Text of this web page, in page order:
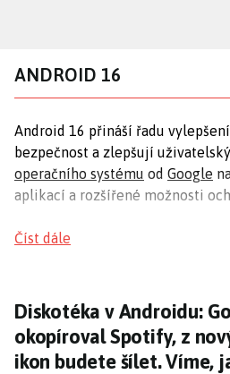
obsahu
ANDROID 16
Android 16 přináší řadu
bezpečnost a zlepšují
operačního systému od Google
aplikací a rozšířené možnosti
Bezpečnostní funkce
zamezí přístupu k USB portům,
odemknut. Tato aktualizace
neautorizovaným přístupem,
používání veřejných nabíječek.
Číst dále
Diskotéka v Androidu:
Diskotéka v Androidu:
okopíroval Spotify, z
ikon budete šílet. Víme,